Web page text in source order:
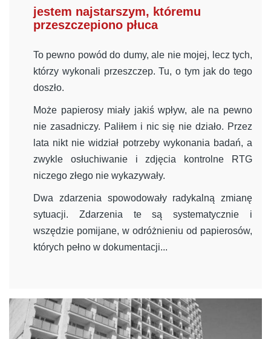
jestem najstarszym, któremu
przeszczepiono płuca
To pewno powód do dumy, ale nie mojej, lecz tych,
którzy wykonali przeszczep. Tu, o tym jak do tego
doszło.
Może papierosy miały jakiś wpływ, ale na pewno
nie zasadniczy. Paliłem i nic się nie działo. Przez
lata nikt nie widział potrzeby wykonania badań, a
zwykle osłuchiwanie i zdjęcia kontrolne RTG
niczego złego nie wykazywały.
Dwa zdarzenia spowodowały radykalną zmianę
sytuacji. Zdarzenia te są systematycznie i
wszędzie pomijane, w odróżnieniu od papierosów,
których pełno w dokumentacji...